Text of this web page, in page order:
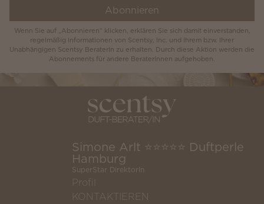
Abonnieren
Wenn Sie auf „Abonnieren“ klicken, erklären Sie sich damit einverstanden,
regelmäßig Informationen von Scentsy, Inc. und Ihrem bzw. Ihrer
Unabhängigen Scentsy BeraterIn zu erhalten. Durch diese Aktion werden die
Abonnements für andere BeraterInnen aufgehoben.
Simone Arlt ⭐️⭐️⭐️⭐️⭐️ Duftperle
Hamburg
SuperStar DirektorIn
Profil
KONTAKTIEREN